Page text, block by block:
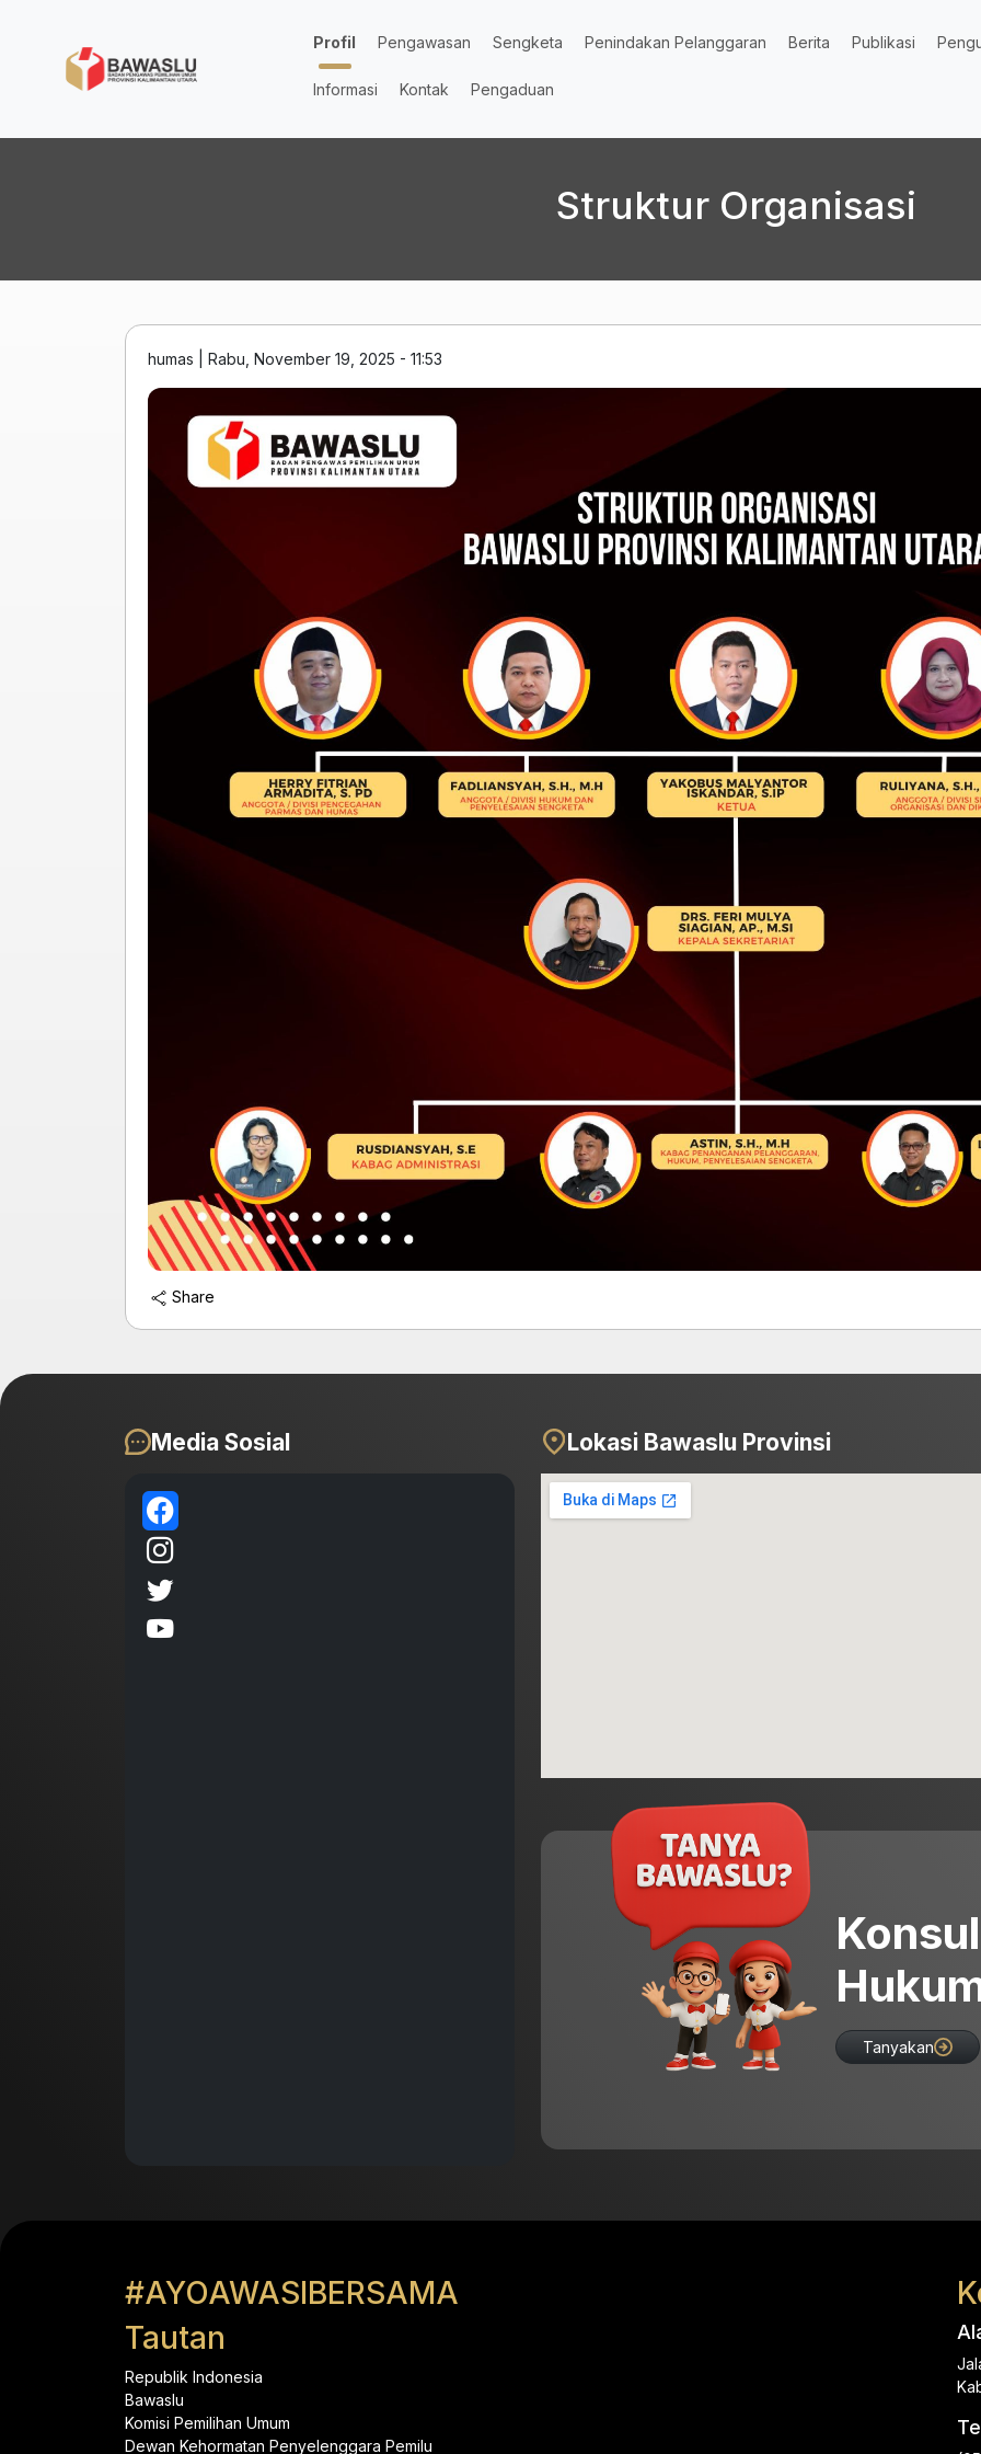
Profil
Pengawasan Sengketa Penindakan Pelanggaran Berita Publikasi
Informasi Kontak Pengaduan
Struktur Organisasi
humas Rabu, November 19, 2025 - 11:53
Share
Media Sosial Lokasi Bawaslu Provinsi
Tanyakan
#AYOAWASIBERSAMA
Tautan
Republik Indonesia
Bawaslu
Komisi Pemilihan Umum
Dewan Kehormatan Penyelenggara Pemilu